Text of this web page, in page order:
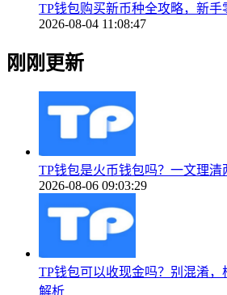
TP钱包购买新币种全攻略，新手
2026-08-04 11:08:47
刚刚更新
TP钱包是火币钱包吗？一文理清
2026-08-06 09:03:29
TP钱包可以收现金吗？别混淆
解析